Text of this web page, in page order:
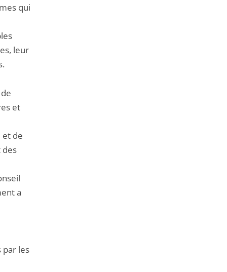
qui
leur
et
de
des
a
par les